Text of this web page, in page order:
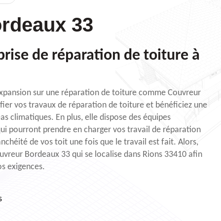
33
de réparation de toiture à
sur une réparation de toiture comme Couvreur
vos travaux de réparation de toiture et bénéficiez une
climatiques. En plus, elle dispose des équipes
pourront prendre en charger vos travail de réparation
de vos toit une fois que le travail est fait. Alors,
Bordeaux 33 qui se localise dans Rions 33410 afin
exigences.